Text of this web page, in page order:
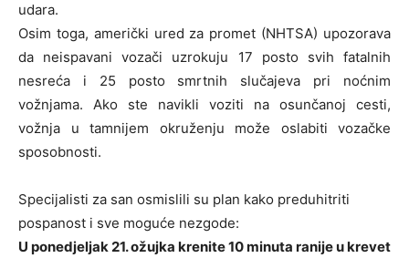
udara.
Osim toga, američki ured za promet (NHTSA) upozorava
da neispavani vozači uzrokuju 17 posto svih fatalnih
nesreća i 25 posto smrtnih slučajeva pri noćnim
vožnjama. Ako ste navikli voziti na osunčanoj cesti,
vožnja u tamnijem okruženju može oslabiti vozačke
sposobnosti.
Specijalisti za san osmislili su plan kako preduhitriti
pospanost i sve moguće nezgode:
U ponedjeljak 21. ožujka krenite 10 minuta ranije u krevet